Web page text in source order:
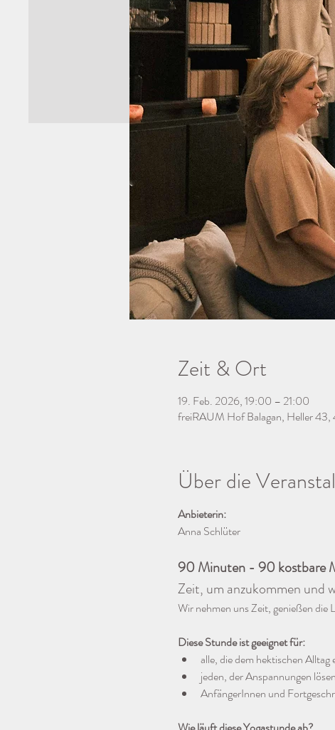
Zeit & Ort
19. Feb. 2026, 19:00 – 21:00
freiRAUM Hof Balagan, Heller
Über die
Anbieterin:
Anna Schlüter
90 Minuten - 90 kostbare
Zeit, um anzukommen und
Wir nehmen uns Zeit, genießen die
Diese Stunde ist geeignet für:
alle, die dem hektischen
jeden, der Anspannungen
AnfängerInnen und